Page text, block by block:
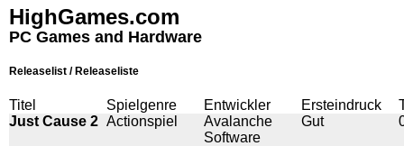
HighGames.com
PC Games and Hardware
Releaselist / Releaseliste
Titel Spielgenre Entwickler Ersteindruck
Just Cause 2 Actionspiel
Avalanche
Software
Gut